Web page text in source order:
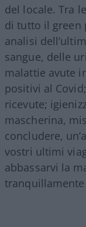
del locale. Tra
di tutto il green
analisi
sangue, delle
malattie avute
positivi al
ricevute;
mascherina,
concludere,
vostri ultimi
abbassarvi la